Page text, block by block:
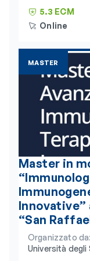
5.3 ECM
Online
MASTER
Master in
Innovative”
“San
Organizzato da:
Università degli